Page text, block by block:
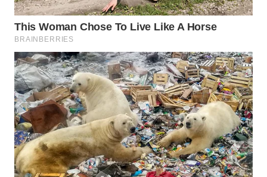
WN
MANDALIKA
WN
LIKUPANG
WN
LABUANBAJO
WN
BORNEO